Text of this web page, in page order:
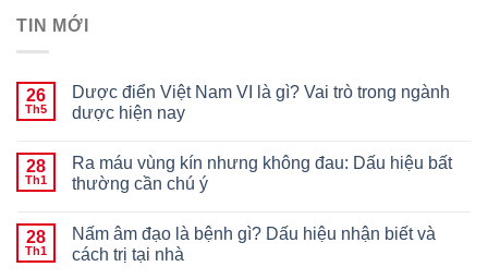
TIN MỚI
26
Th5
Dược điển Việt Nam VI là gì? Vai trò trong ngành
dược hiện nay
28
Th1
Ra máu vùng kín nhưng không đau: Dấu hiệu bất
thường cần chú ý
28
Th1
Nấm âm đạo là bệnh gì? Dấu hiệu nhận biết và
cách trị tại nhà